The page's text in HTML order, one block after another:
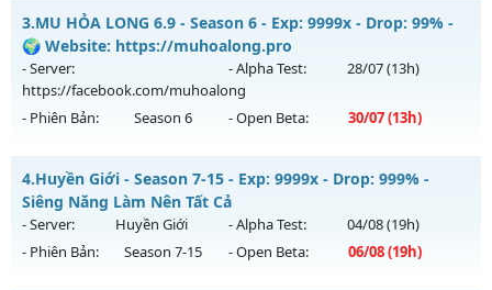
Thể loại: Mu Custom thêm đồ mới
Antihack: SharkGaurd
Magnific Mu - Starter events, activity freebies
Mu mới ra tháng 08 2026 - Mở máy chủ
ngày 15/08/2626
Exp: 40x - Drop: 30%
Antihack: Mega-Anti
3.MU HỎA LONG 6.9 - Season 6 - Exp: 9999x - Drop: 99% -
🌍 Website: https://muhoalong.pro
- Server:
https://facebook.com/muhoalong
- Alpha Test: 28/07(13h)
- Phiên Bản: Season 6 - Open Beta: 30/07(13h)
MU HỎA LONG 6.9 - 🌍 Website: https://muhoalong.pro
Mu mới ra tháng 07 2026 - Mở máy chủ
https://facebook.com/muhoalongvào 13h ngày
30/07/2626
4.Huyền Giới - Season 7-15 - Exp: 9999x - Drop: 999% -
Siêng Năng Làm Nên Tất Cả
- Server: Huyền Giới - Alpha Test: 04/08(19h)
- Phiên Bản:
Season 7-15 - Open Beta: 06/08(19h)